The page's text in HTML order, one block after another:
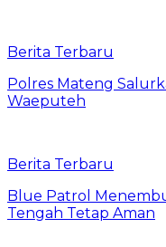
Berita Terbaru
Polres Mateng
Waeputeh
Berita Terbaru
Blue Patrol
Tengah Tetap Aman